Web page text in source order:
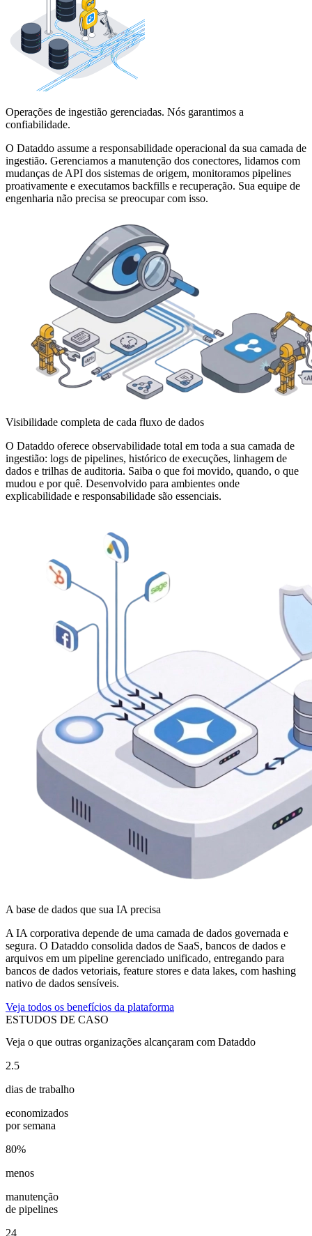
Operações de ingestião gerenciadas. Nós garantimos a
confiabilidade.
O Dataddo assume a responsabilidade operacional da sua camada de
ingestião. Gerenciamos a manutenção dos conectores, lidamos com
mudanças de API dos sistemas de origem, monitoramos pipelines
proativamente e executamos backfills e recuperação. Sua equipe de
engenharia não precisa se preocupar com isso.
Visibilidade completa de cada fluxo de dados
O Dataddo oferece observabilidade total em toda a sua camada de
ingestião: logs de pipelines, histórico de execuções, linhagem de
dados e trilhas de auditoria. Saiba o que foi movido, quando, o que
mudou e por quê. Desenvolvido para ambientes onde
explicabilidade e responsabilidade são essenciais.
A base de dados que sua IA precisa
A IA corporativa depende de uma camada de dados governada e
segura. O Dataddo consolida dados de SaaS, bancos de dados e
arquivos em um pipeline gerenciado unificado, entregando para
bancos de dados vetoriais, feature stores e data lakes, com hashing
nativo de dados sensíveis.
Veja todos os benefícios da plataforma
ESTUDOS DE CASO
Veja o que outras organizações alcançaram com Dataddo
2.5
dias de trabalho
economizados
por semana
80%
menos
manutenção
de pipelines
24